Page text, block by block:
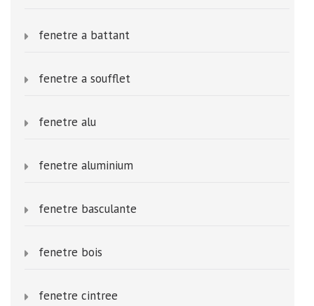
fenetre a battant
fenetre a soufflet
fenetre alu
fenetre aluminium
fenetre basculante
fenetre bois
fenetre cintree